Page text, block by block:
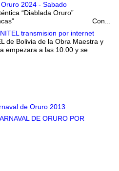
2024 - Sabado
“Diablada Oruro”
“Los Incas” Con...
transmision por internet
de Bolivia de la Obra Maestra y
empezara a las 10:00 y se
de Oruro 2013
DE ORURO POR